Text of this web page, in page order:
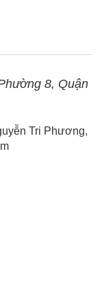
8, Quận
Tri Phương,